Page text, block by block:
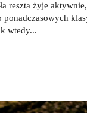
reszta żyje
ponadczasowych
wtedy...